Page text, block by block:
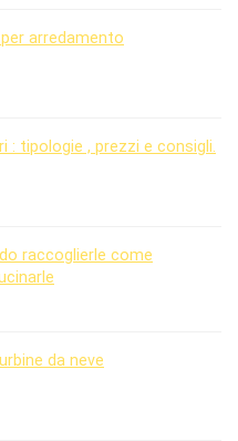
arredamento
: tipologie , prezzi e consigli.
raccoglierle come
da neve